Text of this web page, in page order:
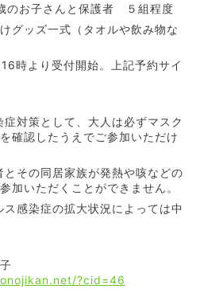
のお子さんと保護者 ５組程度
グッズ一式（タオルや飲み物な
時より受付開始。上記予約サイ
対策として、大人は必ずマスク
確認したうえでご参加いただけ
その同居家族が発熱や咳などの
加いただくことができません。
感染症の拡大状況によっては中
?cid=46